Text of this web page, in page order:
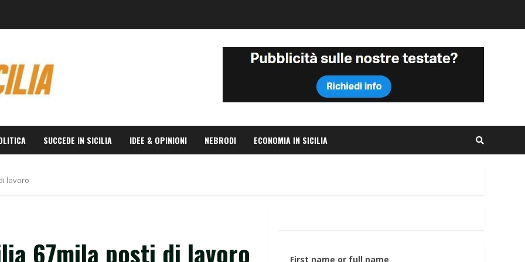
SUCCEDE IN SICILIA IDEE & OPINIONI NEBRODI ECONOMIA IN SICILIA
lavoro
67mila posti di lavoro First name or full name